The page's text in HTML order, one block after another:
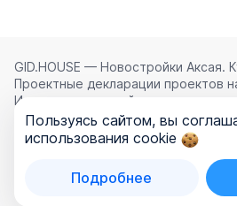
GID.HOUSE — Новостройки Аксая.
Проектные декларации проектов
Использование сайта означает
соглашением ,Политикой
Политикой обработки
ООО «ГИД.ХАУЗ»
Пользуясь сайтом, вы
использования cookie
Подробнее